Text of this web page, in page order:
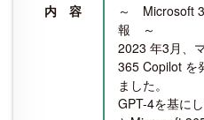
内 容
～ Microsoft
報 ～
2023 年3月、
365 Copilot を
ました。
GPT-4を基に